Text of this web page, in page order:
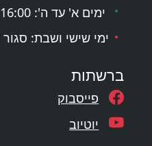
ימים א' עד ה': 07:30-16:00
ימי שישי ושבת: סגור
ברשתות
פייסבוק
יוטיוב